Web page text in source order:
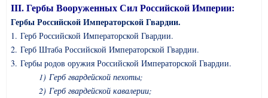
III. Гербы Вооруженных Сил Российской Империи:
Гербы Российской Императорской Гвардии.
1. Герб Российской Императорской Гвардии.
2. Герб Штаба Российской Императорской Гвардии.
3. Гербы родов оружия Российской Императорской Гвардии.
1) Герб гвардейской пехоты;
2) Герб гвардейской кавалерии;